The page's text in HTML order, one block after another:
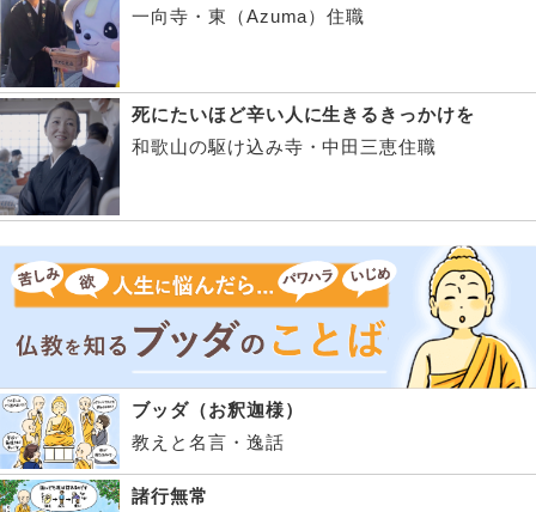
一向寺・東（Azuma）住職
死にたいほど辛い人に生きるきっかけを
和歌山の駆け込み寺・中田三恵住職
ブッダ（お釈迦様）
教えと名言・逸話
諸行無常